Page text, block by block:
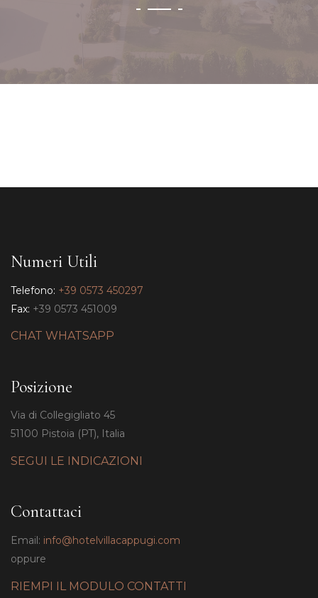
Numeri Utili
Telefono: +39 0573 450297
Fax: +39 0573 451009
CHAT WHATSAPP
Posizione
Via di Collegigliato 45
51100 Pistoia (PT), Italia
SEGUI LE INDICAZIONI
Contattaci
Email: info@hotelvillacappugi.com
oppure
RIEMPI IL MODULO CONTATTI